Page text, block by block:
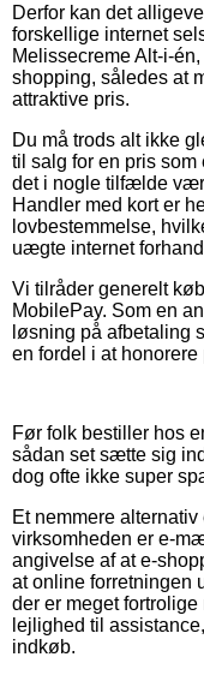
Derfor kan det
forskellige internet
Melissecreme Alt-i-
shopping, således at
attraktive pris.
Du må trods alt ikke
til salg for en pris
det i nogle tilfælde
Handler med kort er
lovbestemmelse,
uægte internet
Vi tilråder generelt
MobilePay. Som en
løsning på afbetaling
en fordel i at
Før folk bestiller hos
sådan set sætte sig
dog ofte ikke super
Et nemmere
virksomheden er e-
angivelse af at e-
at online forretningen
der er meget
lejlighed til
indkøb.